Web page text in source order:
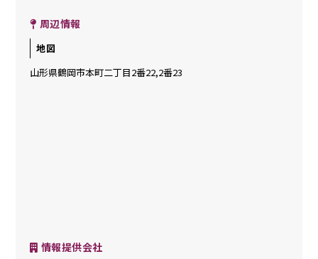
周辺情報
地図
山形県鶴岡市本町二丁目2番22,2番23
情報提供会社